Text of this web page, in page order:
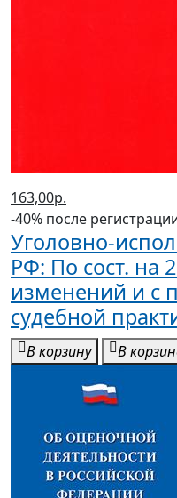
163,00р.
-40% после
Уголовно-
РФ: По сост. на
изменений и с
судебной
В корзину В